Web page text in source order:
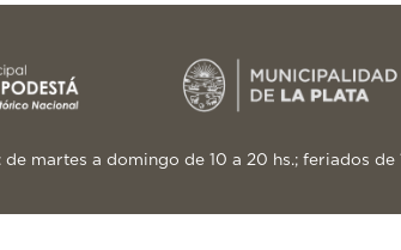
martes a domingo de 10 a 20 hs.; feriados de